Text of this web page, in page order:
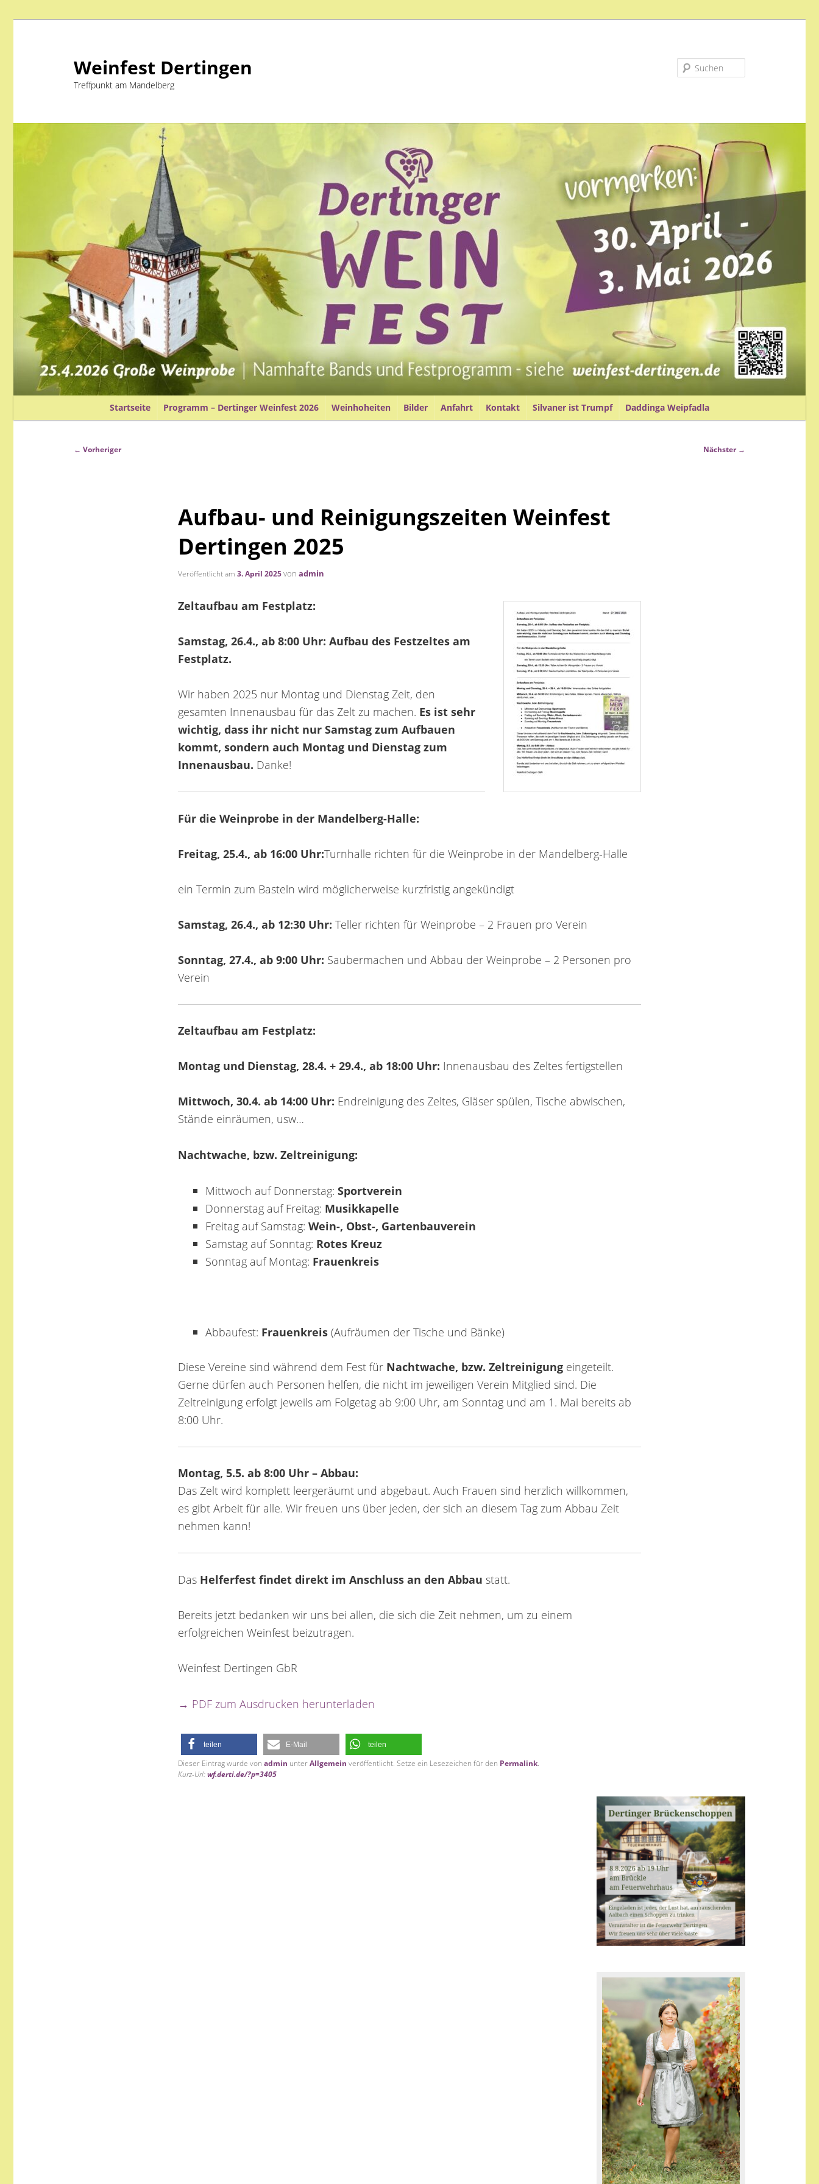
Weinfest Dertingen
Treffpunkt am Mandelberg
primären
Startseite Programm – Dertinger Weinfest 2026 Weinhoheiten Bilder Anfahrt Kontakt Silvaner ist Trumpf Daddinga Weipfadla
Beitragsnavigation
← Vorheriger Nächster →
Aufbau- und Reinigungszeiten Weinfest
Dertingen 2025
Veröffentlicht am3. April 2025vonadmin
Zeltaufbau am Festplatz:
Samstag, 26.4., ab 8:00 Uhr: Aufbau des Festzeltes am
Festplatz.
Wir haben 2025 nur Montag und Dienstag Zeit, den
gesamten Innenausbau für das Zelt zu machen. Es ist sehr
wichtig, dass ihr nicht nur Samstag zum Aufbauen
kommt, sondern auch Montag und Dienstag zum
Innenausbau. Danke!
Für die Weinprobe in der Mandelberg-Halle:
Freitag, 25.4., ab 16:00 Uhr:Turnhalle richten für die Weinprobe in der Mandelberg-Halle
ein Termin zum Basteln wird möglicherweise kurzfristig angekündigt
Samstag, 26.4., ab 12:30 Uhr:Teller richten für Weinprobe – 2 Frauen pro Verein
Sonntag, 27.4., ab 9:00 Uhr: Saubermachen und Abbau der Weinprobe – 2 Personen pro
Verein
Zeltaufbau am Festplatz:
Montag und Dienstag, 28.4. + 29.4., ab 18:00 Uhr: Innenausbau des Zeltes fertigstellen
Mittwoch, 30.4. ab 14:00 Uhr: Endreinigung des Zeltes, Gläser spülen, Tische abwischen,
Stände einräumen, usw…
Nachtwache, bzw. Zeltreinigung:
Mittwoch auf Donnerstag: Sportverein
Donnerstag auf Freitag: Musikkapelle
Freitag auf Samstag: Wein-, Obst-, Gartenbauverein
Samstag auf Sonntag: Rotes Kreuz
Sonntag auf Montag: Frauenkreis
Abbaufest: Frauenkreis (Aufräumen der Tische und Bänke)
Diese Vereine sind während dem Fest für Nachtwache, bzw. Zeltreinigung eingeteilt.
Gerne dürfen auch Personen helfen, die nicht im jeweiligen Verein Mitglied sind. Die
Zeltreinigung erfolgt jeweils am Folgetag ab 9:00 Uhr, am Sonntag und am 1. Mai bereits ab
8:00 Uhr.
Montag, 5.5. ab 8:00 Uhr – Abbau:
Das Zelt wird komplett leergeräumt und abgebaut. Auch Frauen sind herzlich willkommen,
es gibt Arbeit für alle. Wir freuen uns über jeden, der sich an diesem Tag zum Abbau Zeit
nehmen kann!
Das Helferfest findet direkt im Anschluss an den Abbau statt.
Bereits jetzt bedanken wir uns bei allen, die sich die Zeit nehmen, um zu einem
erfolgreichen Weinfest beizutragen.
Weinfest Dertingen GbR
→ PDF zum Ausdrucken herunterladen
teilen E-Mail teilen
Dieser Eintrag wurde vonadmin unterAllgemein veröffentlicht. Setze ein Lesezeichen für den Permalink.
Kurz-Url:wf.derti.de/?p=3405